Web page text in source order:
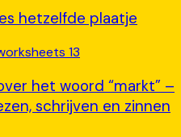
hetzelfde plaatje
het woord “markt” –
schrijven en zinnen